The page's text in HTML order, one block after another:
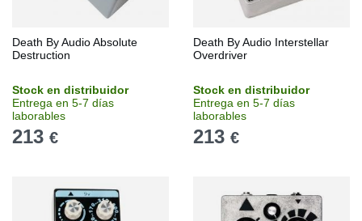
Death By Audio Absolute
Destruction
Stock en distribuidor
Entrega en 5-7 días
laborables
213 €
Death By Audio Interstellar
Overdriver
Stock en distribuidor
Entrega en 5-7 días
laborables
213 €